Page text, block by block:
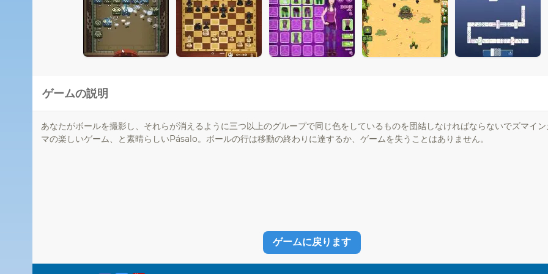
ゲームの説明
あなたがボールを撮影し、それらが消えるように三つ以上のグループで同じ色をしているものを団結しなければならないでズマイ
マの楽しいゲーム、と素晴らしいPásalo。ボールの行は移動の終わりに達するか、ゲームを失うことはありません。
ゲームに戻ります